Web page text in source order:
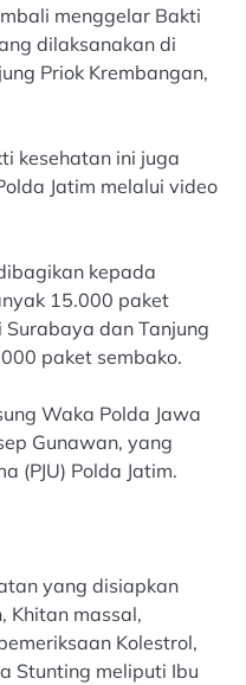
menggelar Bakti
dilaksanakan di
Priok Krembangan,
kesehatan ini juga
Jatim melalui video
kepada
15.000 paket
Surabaya dan Tanjung
paket sembako.
Waka Polda Jawa
Gunawan, yang
(PJU) Polda Jatim.
yang disiapkan
Khitan massal,
Kolestrol,
Stunting meliputi Ibu